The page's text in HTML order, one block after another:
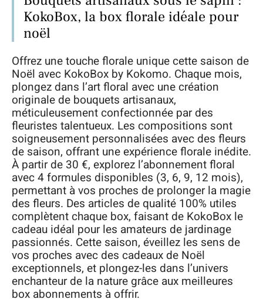
KokoBox, la box florale idéale pour
noël
Offrez une touche florale unique cette saison de
Noël avec KokoBox by Kokomo. Chaque mois,
plongez dans l’art floral avec une création
originale de bouquets artisanaux,
méticuleusement confectionnée par des
fleuristes talentueux. Les compositions sont
soigneusement personnalisées avec des fleurs
de saison, offrant une expérience florale inédite.
À partir de 30 €, explorez l’abonnement floral
avec 4 formules disponibles (3, 6, 9, 12 mois),
permettant à vos proches de prolonger la magie
des fleurs. Des articles de qualité 100% utiles
complètent chaque box, faisant de KokoBox le
cadeau idéal pour les amateurs de jardinage
passionnés. Cette saison, éveillez les sens de
vos proches avec des cadeaux de Noël
exceptionnels, et plongez-les dans l’univers
enchanteur de la nature grâce aux meilleures
box abonnements à offrir.